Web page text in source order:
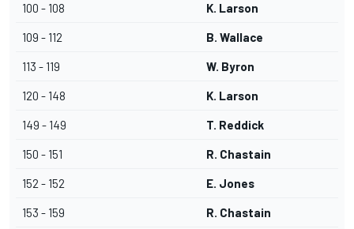
100 - 108 K. Larson
109 - 112 B. Wallace
113 - 119 W. Byron
120 - 148 K. Larson
149 - 149 T. Reddick
150 - 151 R. Chastain
152 - 152 E. Jones
153 - 159 R. Chastain